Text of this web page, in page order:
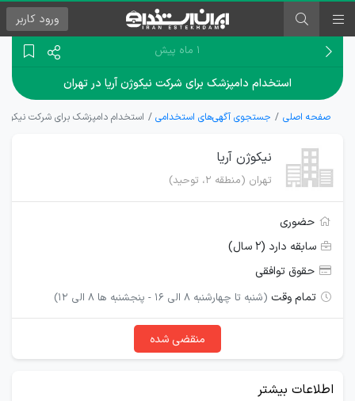
ورود کاربر
۱ ماه پیش
استخدام دامپزشک برای شرکت نیکوژن آریا در تهران
صفحه اصلی جستجوی آگهی‌های استخدامی استخدام دامپزشک برای شرکت نیکوژن
نیکوژن آریا
تهران (منطقه ۲، توحید)
حضوری
سابقه دارد (۲ سال)
حقوق توافقی
تمام وقت (شنبه تا چهارشنبه 8 الی 16 - پنجشنبه ها 8 الی 12)
منقضی شده
اطلاعات بیشتر